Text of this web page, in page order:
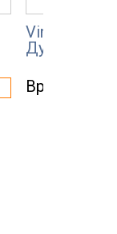
Vinilam
Дуб Реген
Временно